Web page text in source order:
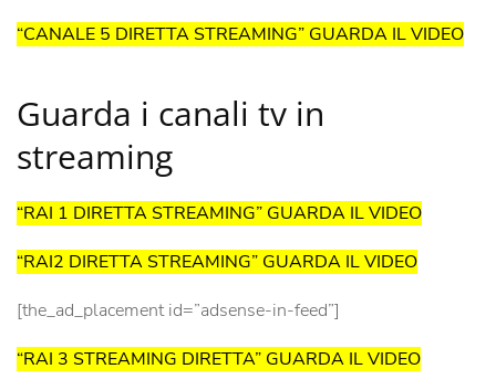
“CANALE 5 DIRETTA STREAMING” GUARDA IL VIDEO
Guarda i canali tv in
streaming
“RAI 1 DIRETTA STREAMING” GUARDA IL VIDEO
“RAI2 DIRETTA STREAMING” GUARDA IL VIDEO
[the_ad_placement id=”adsense-in-feed”]
“RAI 3 STREAMING DIRETTA” GUARDA IL VIDEO